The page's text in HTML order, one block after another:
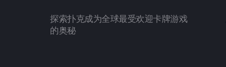
探索扑克成为全球最受欢迎卡牌游戏
的奥秘